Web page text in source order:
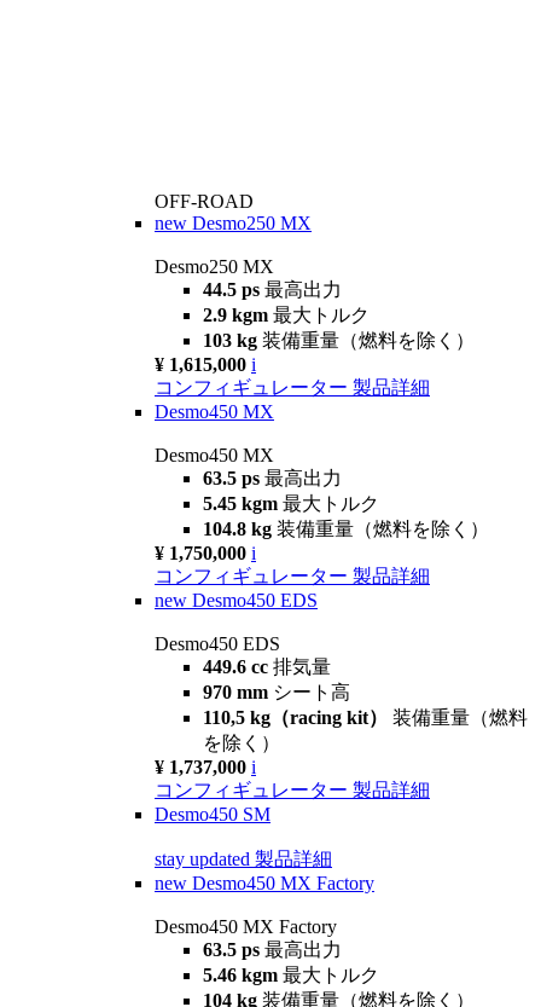
OFF-ROAD
new Desmo250 MX
Desmo250 MX
44.5 ps 最高出力
2.9 kgm 最大トルク
103 kg 装備重量（燃料を除く）
¥ 1,615,000 i
コンフィギュレーター 製品詳細
Desmo450 MX
Desmo450 MX
63.5 ps 最高出力
5.45 kgm 最大トルク
104.8 kg 装備重量（燃料を除く）
¥ 1,750,000 i
コンフィギュレーター 製品詳細
new Desmo450 EDS
Desmo450 EDS
449.6 cc 排気量
970 mm シート高
110,5 kg（racing kit） 装備重量（燃料
を除く）
¥ 1,737,000 i
コンフィギュレーター 製品詳細
Desmo450 SM
stay updated 製品詳細
new Desmo450 MX Factory
Desmo450 MX Factory
63.5 ps 最高出力
5.46 kgm 最大トルク
104 kg 装備重量（燃料を除く）